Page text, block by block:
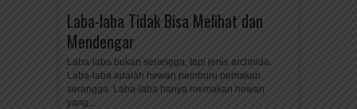
Laba-laba Tidak Bisa Melihat dan
Mendengar
Laba-laba bukan serangga, tapi jenis archnida.
Laba-laba adalah hewan pemburu pemakan
serangga. Laba-laba hanya memakan hewan
yang...